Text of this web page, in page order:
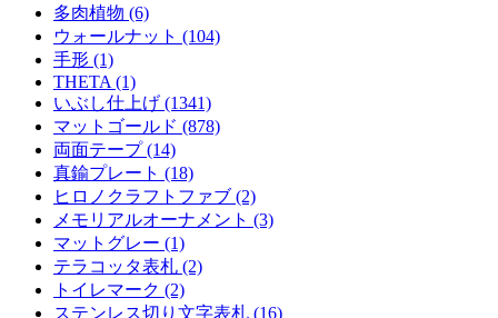
多肉植物 (6)
ウォールナット (104)
手形 (1)
THETA (1)
いぶし仕上げ (1341)
マットゴールド (878)
両面テープ (14)
真鍮プレート (18)
ヒロノクラフトファブ (2)
メモリアルオーナメント (3)
マットグレー (1)
テラコッタ表札 (2)
トイレマーク (2)
ステンレス切り文字表札 (16)